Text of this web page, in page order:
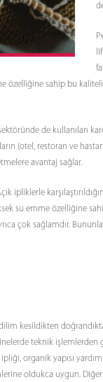
özelliğine sahip bu
de kullanılan
(otel, restoran ve
avantaj sağlar.
ipliklerle
su emme özelliğine
çok sağlamdır.
kesildikten
teknik
organik yapısı
oldukca uygun.